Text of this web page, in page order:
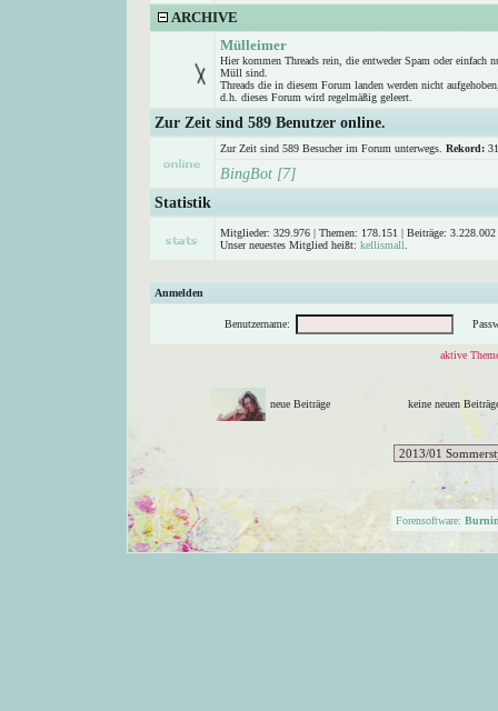
ARCHIVE
Mülleimer
Hier kommen Threads rein, die entweder Spam oder einfach
Müll sind.
Threads die in diesem Forum landen werden nicht
d.h. dieses Forum wird regelmäßig geleert.
Zur Zeit sind 589 Benutzer online.
Zur Zeit sind 589 Besucher im Forum unterwegs. Rekord:
BingBot [7]
Statistik
Mitglieder: 329.976 | Themen: 178.151 | Beiträge:
Unser neuestes Mitglied heißt: kellismall
Anmelden
Benutzername:
aktive
neue Beiträge keine neuen
Forensoftware: